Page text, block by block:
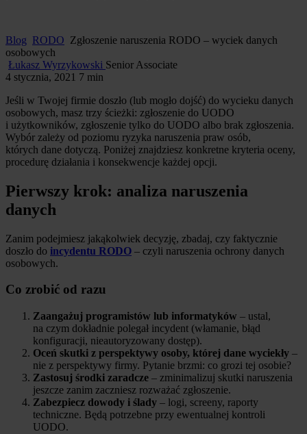
Blog RODO Zgłoszenie naruszenia RODO – wyciek danych
osobowych
Łukasz Wyrzykowski Senior Associate
4 stycznia, 2021 7 min
Jeśli w Twojej firmie doszło (lub mogło dojść) do wycieku danych
osobowych, masz trzy ścieżki: zgłoszenie do UODO
i użytkowników, zgłoszenie tylko do UODO albo brak zgłoszenia.
Wybór zależy od poziomu ryzyka naruszenia praw osób,
których dane dotyczą. Poniżej znajdziesz konkretne kryteria oceny,
procedurę działania i konsekwencje każdej opcji.
Pierwszy krok: analiza naruszenia
danych
Zanim podejmiesz jakąkolwiek decyzję, zbadaj, czy faktycznie
doszło do incydentu RODO – czyli naruszenia ochrony danych
osobowych.
Co zrobić od razu
Zaangażuj programistów lub informatyków – ustal,
na czym dokładnie polegał incydent (włamanie, błąd
konfiguracji, nieautoryzowany dostęp).
Oceń skutki z perspektywy osoby, której dane wyciekły –
nie z perspektywy firmy. Pytanie brzmi: co grozi tej osobie?
Zastosuj środki zaradcze – zminimalizuj skutki naruszenia
jeszcze zanim zaczniesz rozważać zgłoszenie.
Zabezpiecz dowody i ślady – logi, screeny, raporty
techniczne. Będą potrzebne przy ewentualnej kontroli
UODO.